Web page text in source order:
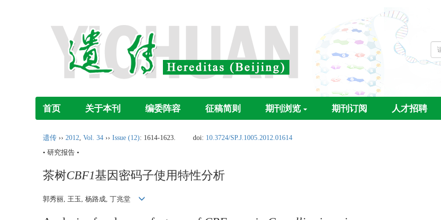
首页 关于本刊 编委阵容 征稿简则 期刊浏览 期刊订阅 人才招聘
遗传 ›› 2012, Vol. 34 ›› Issue (12): 1614-1623. doi: 10.3724/SP.J.1005.2012.01614
• 研究报告 •
茶树CBF1基因密码子使用特性分析
郭秀丽, 王玉, 杨路成, 丁兆堂